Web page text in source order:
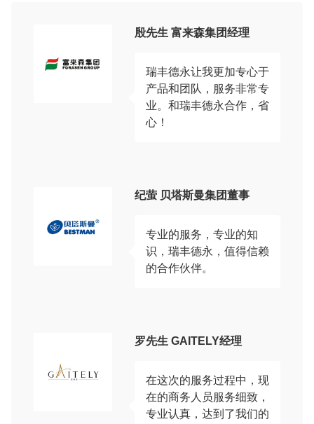
殷先生 富来森集团经理
瑞丰德永让我更加专心于
产品和团队，服务非常专
业。和瑞丰德永合作，省
心！
纪萤 贝塔斯曼集团董事
专业的服务，专业的知
识，瑞丰德永，值得信赖
的合作伙伴。
罗先生 GAITELY经理
在这次的服务过程中，现
在的商务人员服务细致，
专业认真，达到了我们的